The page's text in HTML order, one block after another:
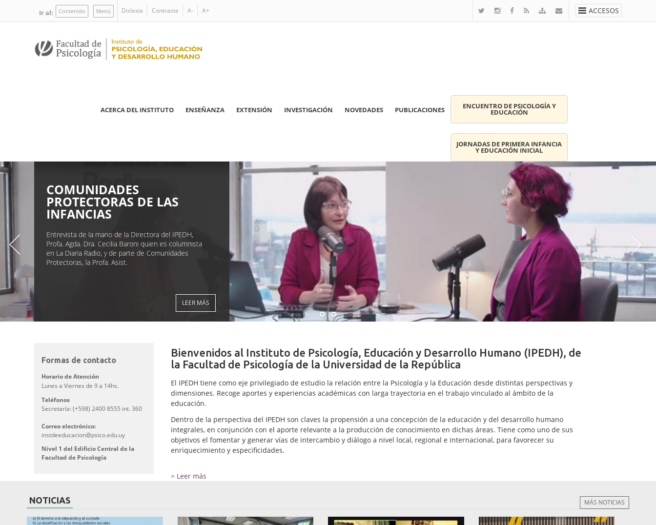
contenido
Ir al: Contenido Menú Dislexia Contraste A- A+ ACCESOS
principal
ACERCA DEL INSTITUTO ENSEÑANZA EXTENSIÓN INVESTIGACIÓN NOVEDADES PUBLICACIONES ENCUENTRO DE PSICOLOGÍA Y
EDUCACIÓN
JORNADAS DE PRIMERA INFANCIA
Y EDUCACIÓN INICIAL
COMUNIDADES
PROTECTORAS DE LAS
INFANCIAS
Entrevista de la mano de la Directora del IPEDH,
Profa. Agda. Dra. Cecilia Baroni quien es columnista
en La Diaria Radio, y de parte de Comunidades
Protectoras, la Profa. Asist.
LEER MÁS
VI ENCUENTRO
INTERNACIONAL DE
PSICOLOGÍA Y EDUCACIÓN
La Facultad de Psicología de la Universidad de la
República tiene una larga tradición de acciones en el
ámbito educativo.
LEER MÁS
Formas de contacto
Horario de Atención
Lunes a Viernes de 9 a 14hs.
Teléfonos
Secretaría: (+598) 2400 8555 int. 360
Correo electrónico:
instdeeducacion@psico.edu.uy
Nivel 1 del Edificio Central de la
Facultad de Psicología
Bienvenidos al Instituto de Psicología, Educación y Desarrollo Humano (IPEDH), de
la Facultad de Psicología de la Universidad de la República
El IPEDH tiene como eje privilegiado de estudio la relación entre la Psicología y la Educación desde distintas perspectivas y
dimensiones. Recoge aportes y experiencias académicas con larga trayectoria en el trabajo vinculado al ámbito de la
educación.
Dentro de la perspectiva del IPEDH son claves la propensión a una concepción de la educación y del desarrollo humano
integrales, en conjunción con el aporte relevante a la producción de conocimiento en dichas áreas. Tiene como uno de sus
objetivos el fomentar y generar vías de intercambio y diálogo a nivel local, regional e internacional, para favorecer su
enriquecimiento y especificidades.
> Leer más
NOTICIAS MÁS NOTICIAS